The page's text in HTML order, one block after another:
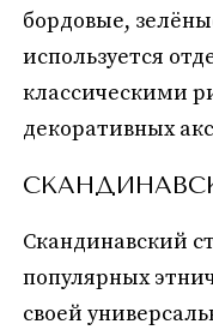
бордовые,
используется
классическими
декоративных
Скандинавский
популярных
своей